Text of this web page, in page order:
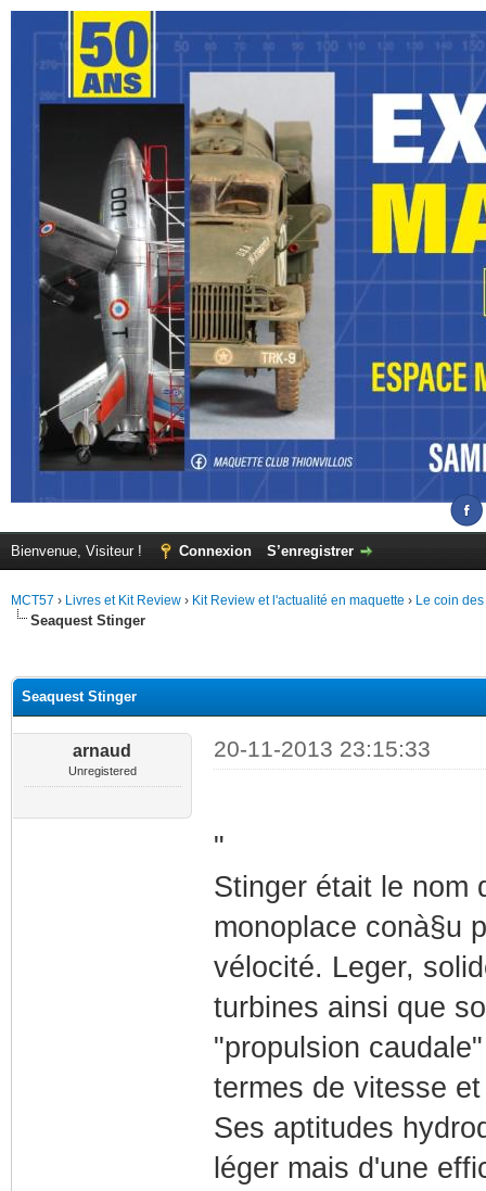
Bienvenue, Visiteur ! Connexion S’enregistrer
MCT57 › Livres et Kit Review › Kit Review et l'actualité en maquette › Le coin
Seaquest Stinger
Seaquest Stinger
arnaud
Unregistered
20-11-2013 23:15:33
"
Stinger était le nom
monoplace conà§u
vélocité. Leger,
turbines ainsi que
"propulsion
termes de vitesse
Ses aptitudes
léger mais d'une